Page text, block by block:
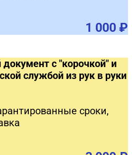
1 000 ₽
с "корочкой" и
службой из рук в руки
сроки,